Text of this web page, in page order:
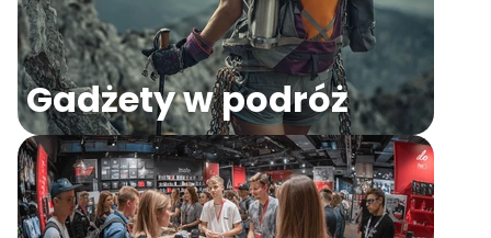
Gadżety w podróż